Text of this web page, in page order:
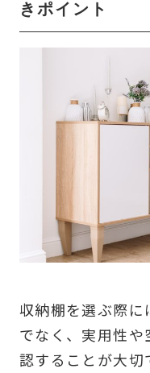
きポイント
収納棚を選ぶ際
でなく、実用性
認することが大切